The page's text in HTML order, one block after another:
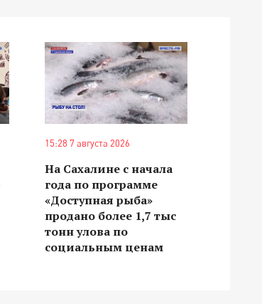
15:28 7 августа 2026
На Сахалине с начала
года по программе
«Доступная рыба»
продано более 1,7 тыс
тонн улова по
социальным ценам